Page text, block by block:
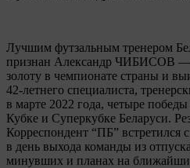
Лучшим футзальным тренером
признан Александр ЧИБИСОВ —
золоту в чемпионате страны и
42-летнего специалиста,
в марте 2022 года, четыре
Кубке и Суперкубке Беларуси.
Корреспондент “ПБ” встретился
в день выхода команды из
минувших и планах на